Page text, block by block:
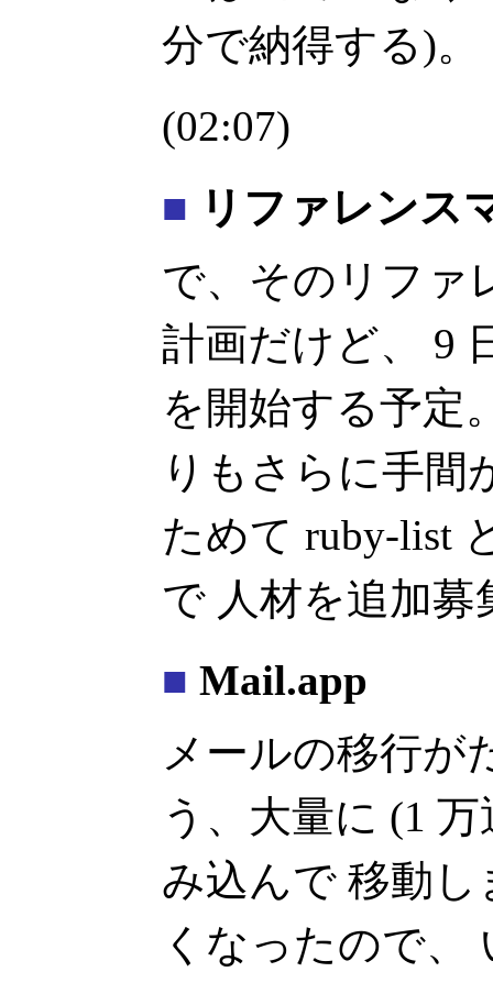
分で納得する)。
(02:07)
■ リファレンス
で、そのリファ
計画だけど、 9
を開始する予定
りもさらに手間
ためて ruby-list
で 人材を追加募
■ Mail.app
メールの移行が
う、大量に (1
み込んで 移動
くなったので、